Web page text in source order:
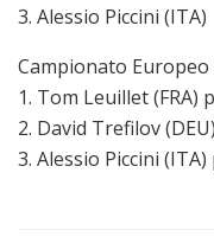
3. Alessio Piccini (ITA)
Campionato Europeo
1. Tom Leuillet (FRA)
2. David Trefilov
3. Alessio Piccini